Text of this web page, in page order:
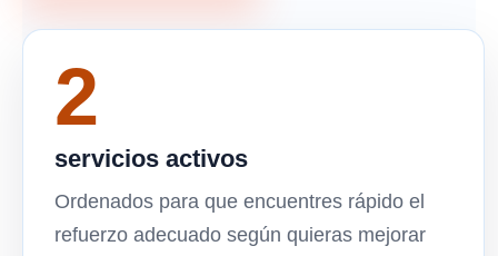
2
servicios activos
Ordenados para que encuentres rápido el
refuerzo adecuado según quieras mejorar